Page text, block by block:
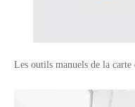
Les outils manuels de la